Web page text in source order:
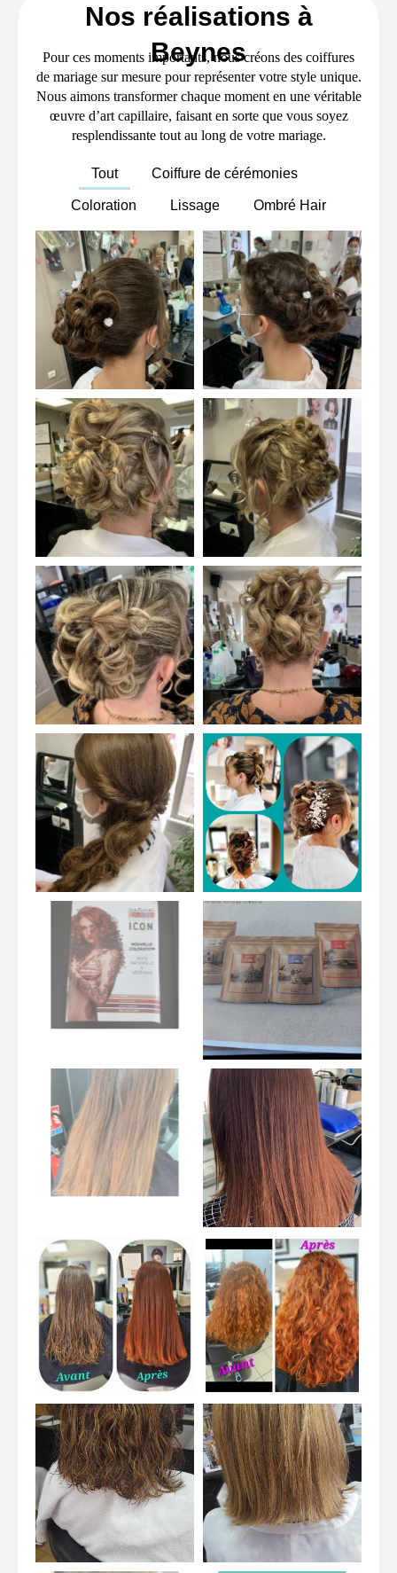
Nos réalisations à
Beynes
Pour ces moments importants, nous créons des coiffures
de mariage sur mesure pour représenter votre style unique.
Nous aimons transformer chaque moment en une véritable
œuvre d’art capillaire, faisant en sorte que vous soyez
resplendissante tout au long de votre mariage.
Tout Coiffure de cérémonies
Coloration Lissage Ombré Hair